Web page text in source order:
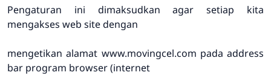
Pengaturan ini dimaksudkan agar setiap kita
mengakses web site dengan
mengetikan alamat www.movingcel.com pada address
bar program browser (internet